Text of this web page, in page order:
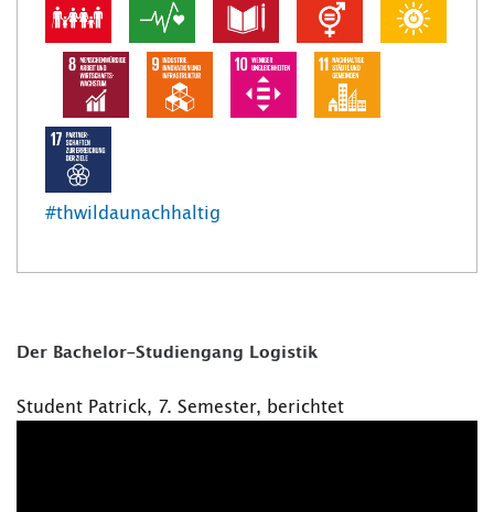
#thwildaunachhaltig
Der Bachelor-Studiengang Logistik
Student Patrick, 7. Semester, berichtet